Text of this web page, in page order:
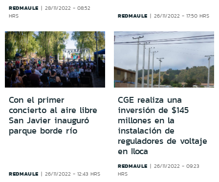
REDMAULE
28/11/2022 - 08:52
HRS
REDMAULE 26/11/2022 - 17:50 HRS
Con el primer
concierto al aire libre
San Javier inauguró
parque borde río
REDMAULE 26/11/2022 - 12:43 HRS
CGE realiza una
inversión de $145
millones en la
instalación de
reguladores de voltaje
en Iloca
REDMAULE
26/11/2022 - 09:23
HRS